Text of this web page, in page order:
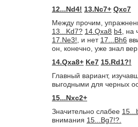
12...Nd4! 13.Nc7+ Qxc7
Между прочим,
13...Kd7? 14.Qxa8 b4, на
17.Ne3!,
и нет 17...Bh6
он, конечно, уже знал
14.Qxa8+ Ke7 15.Rd1?!
Главный вариант,
выгодными для черных
15...Nxc2+
Значительно слабее
внимания 15...Bg7!?.